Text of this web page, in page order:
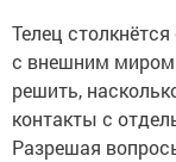
Телец
с внешним
решить,
контакты с
Разрешая